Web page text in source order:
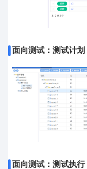
面向测试：测试计划
面向测试：测试执行